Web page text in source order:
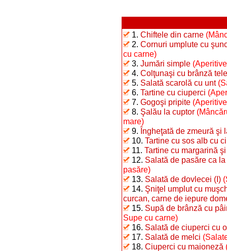
1. Chiftele din carne
2. Cornuri umplute cu
cu carne)
3. Jumări simple
4. Colţunaşi cu brânză
5. Salată scarolă cu unt
6. Tartine cu ciuperci
7. Gogoşi pripite
8. Şalău la cuptor
mare)
9. Îngheţată de zmeură şi
10. Tartine cu sos alb cu
11. Tartine cu margarină
12. Salată de pasăre ca
pasăre)
13. Salată de dovlecei (I)
14. Şniţel umplut cu
curcan, carne de iepure
15. Supă de brânză cu
Supe cu carne)
16. Salată de ciuperci cu
17. Salată de melci
18. Ciuperci cu maioneză